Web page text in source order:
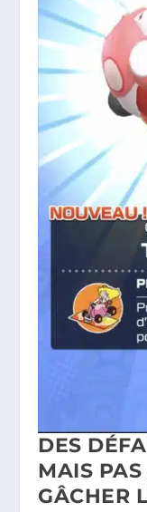
DES
MAIS
GÂCHER